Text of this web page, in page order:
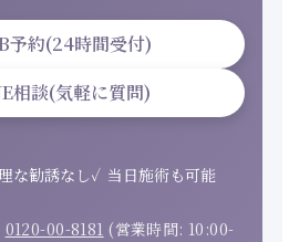
予約(24時間受付)
相談(気軽に質問)
な勧誘なし 当日施術も可能
0120-00-8181 (営業時間: 10:00-